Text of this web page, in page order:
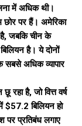
में अधिक थी।
छोर पर हैं। अमेरिका
है, जबकि चीन के
है। ये दोनों
अधिक व्यापार
रहा है, जो वित्त वर्ष
$57.2 बिलियन हो
पर प्रतिबंध लगाए